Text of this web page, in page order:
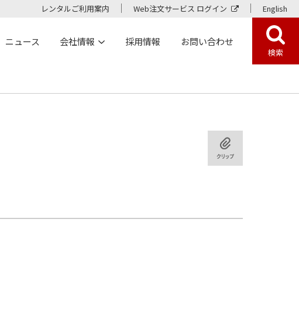
レンタルご利用案内 Web注文サービス ログイン English
ニュース 会社情報 採用情報 お問い合わせ
検索